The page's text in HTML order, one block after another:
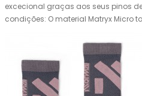
excecional graças aos seus pinos
condições: O material Matryx Micro